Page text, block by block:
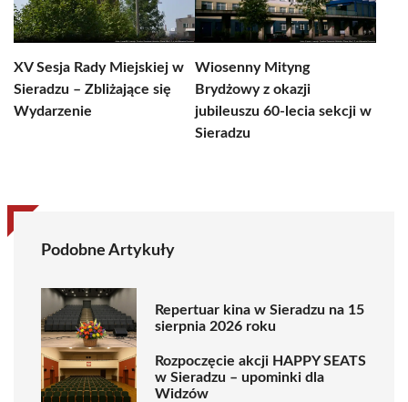
XV Sesja Rady Miejskiej w
Sieradzu – Zbliżające się
Wydarzenie
Wiosenny Mityng
Brydżowy z okazji
jubileuszu 60-lecia sekcji w
Sieradzu
Podobne Artykuły
Repertuar kina w Sieradzu na 15
sierpnia 2026 roku
Rozpoczęcie akcji HAPPY SEATS
w Sieradzu – upominki dla
Widzów